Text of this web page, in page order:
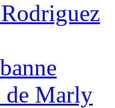
de Marly